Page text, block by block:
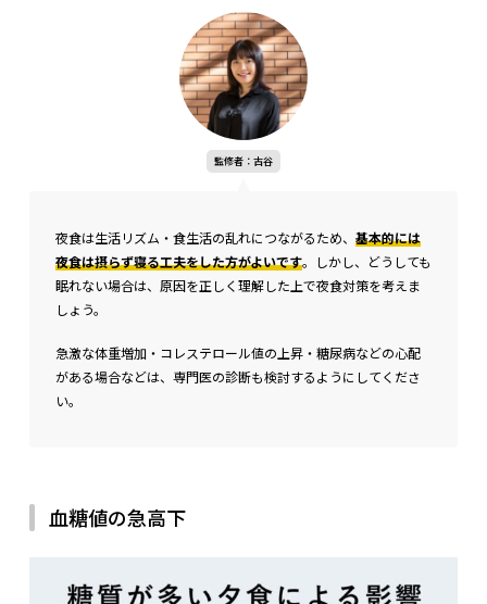
監修者：古谷
夜食は生活リズム・食生活の乱れにつながるため、 基本的には
夜食は摂らず寝る工夫をした方がよいです。しかし、どうしても
眠れない場合は、原因を正しく理解した上で夜食対策を考えま
しょう。
急激な体重増加・コレステロール値の上昇・糖尿病などの心配
がある場合などは、専門医の診断も検討するようにしてくださ
い。
血糖値の急高下